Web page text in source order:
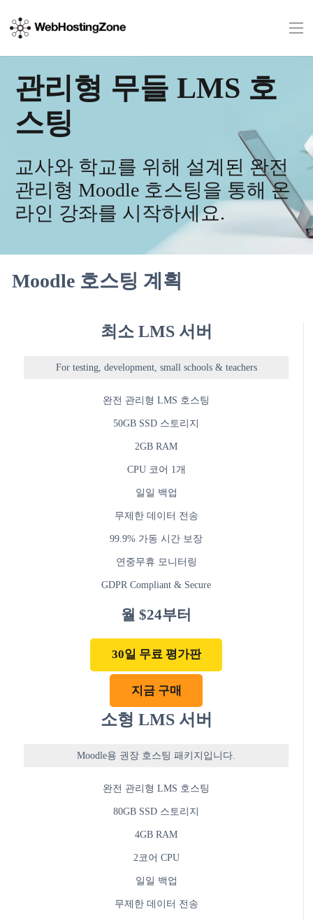
관리형 무들 LMS 호
스팅
교사와 학교를 위해 설계된 완전
관리형 Moodle 호스팅을 통해 온
라인 강좌를 시작하세요.
Moodle 호스팅 계획
최소 LMS 서버
For testing, development, small schools & teachers
완전 관리형 LMS 호스팅
50GB SSD 스토리지
2GB RAM
CPU 코어 1개
일일 백업
무제한 데이터 전송
99.9% 가동 시간 보장
연중무휴 모니터링
GDPR Compliant & Secure
월 $24부터
30일 무료 평가판
지금 구매
소형 LMS 서버
Moodle용 권장 호스팅 패키지입니다.
완전 관리형 LMS 호스팅
80GB SSD 스토리지
4GB RAM
2코어 CPU
일일 백업
무제한 데이터 전송